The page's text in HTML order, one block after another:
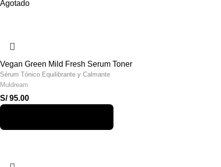
Agotado
Vegan Green Mild Fresh Serum Toner
Sérum Tónico Equilibrante y Calmante
Muldream
S/95.00